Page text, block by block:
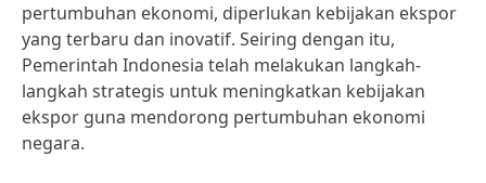
pertumbuhan ekonomi, diperlukan kebijakan ekspor
yang terbaru dan inovatif. Seiring dengan itu,
Pemerintah Indonesia telah melakukan langkah-
langkah strategis untuk meningkatkan kebijakan
ekspor guna mendorong pertumbuhan ekonomi
negara.